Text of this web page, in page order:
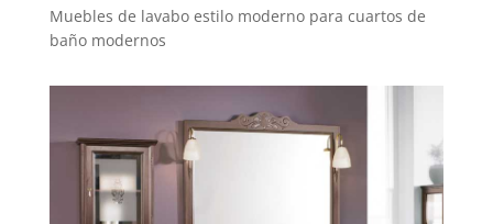
Muebles de lavabo estilo moderno para cuartos de
baño modernos